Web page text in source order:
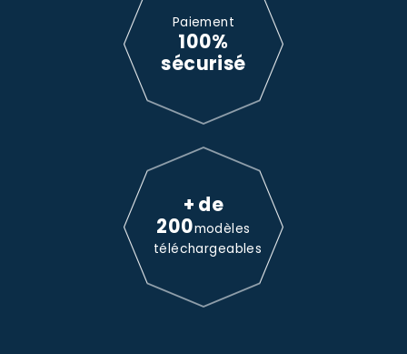
Paiement
100%
sécurisé
+ de
200modèles
téléchargeables